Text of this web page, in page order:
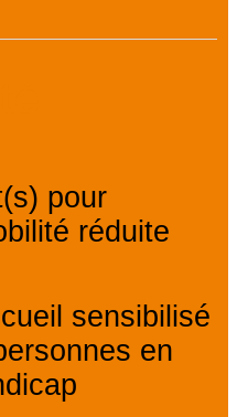
pour
réduite
sensibilisé
en